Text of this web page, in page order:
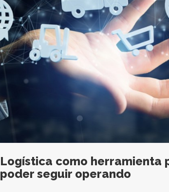
Logística como herramienta
poder seguir operando